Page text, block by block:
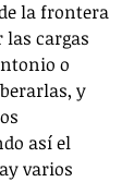
la frontera
las cargas
o
y
así el
varios